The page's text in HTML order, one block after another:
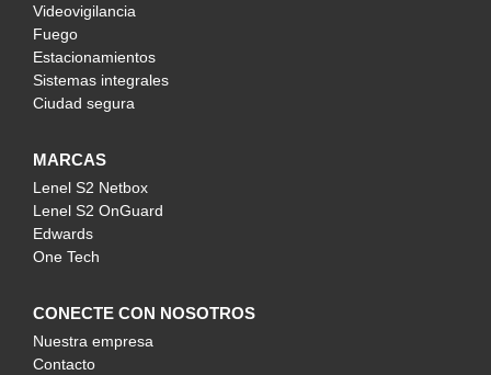
Videovigilancia
Fuego
Estacionamientos
Sistemas integrales
Ciudad segura
MARCAS
Lenel S2 Netbox
Lenel S2 OnGuard
Edwards
One Tech
CONECTE CON NOSOTROS
Nuestra empresa
Contacto